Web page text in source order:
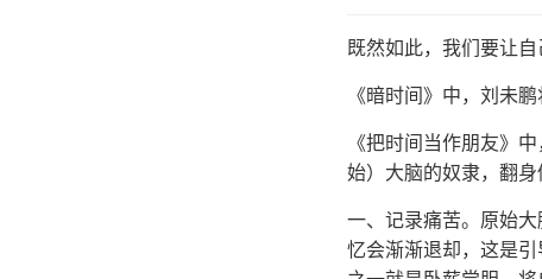
既然如此，我们要让自
《暗时间》中，刘未
《把时间当作朋友》
始）大脑的奴隶，翻身
一、记录痛苦。原始
忆会渐渐退却，这是